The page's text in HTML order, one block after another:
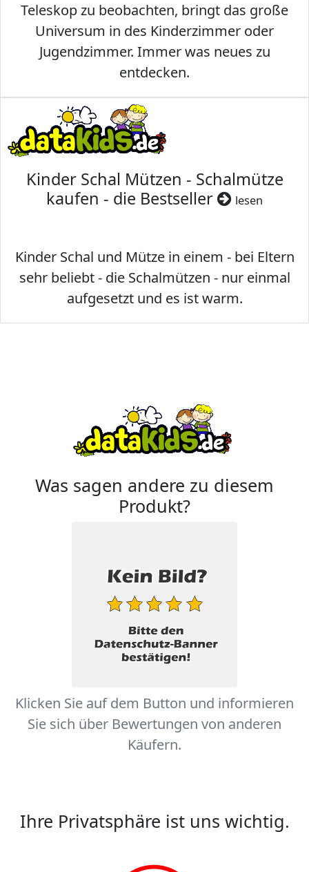
Teleskop zu beobachten, bringt das große
Universum in des Kinderzimmer oder
Jugendzimmer. Immer was neues zu
entdecken.
Kinder Schal Mützen - Schalmütze
kaufen - die Bestseller
lesen
Kinder Schal und Mütze in einem - bei Eltern
sehr beliebt - die Schalmützen - nur einmal
aufgesetzt und es ist warm.
Was sagen andere zu diesem
Produkt?
Klicken Sie auf dem Button und informieren
Sie sich über Bewertungen von anderen
Käufern.
Ihre Privatsphäre ist uns wichtig.